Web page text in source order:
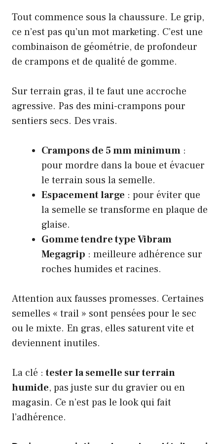
Tout commence sous la chaussure. Le grip,
ce n’est pas qu’un mot marketing. C’est une
combinaison de géométrie, de profondeur
de crampons et de qualité de gomme.
Sur terrain gras, il te faut une accroche
agressive. Pas des mini-crampons pour
sentiers secs. Des vrais.
Crampons de 5 mm minimum :
pour mordre dans la boue et évacuer
le terrain sous la semelle.
Espacement large : pour éviter que
la semelle se transforme en plaque de
glaise.
Gomme tendre type Vibram
Megagrip : meilleure adhérence sur
roches humides et racines.
Attention aux fausses promesses. Certaines
semelles « trail » sont pensées pour le sec
ou le mixte. En gras, elles saturent vite et
deviennent inutiles.
La clé :tester la semelle sur terrain
humide, pas juste sur du gravier ou en
magasin. Ce n’est pas le look qui fait
l’adhérence.